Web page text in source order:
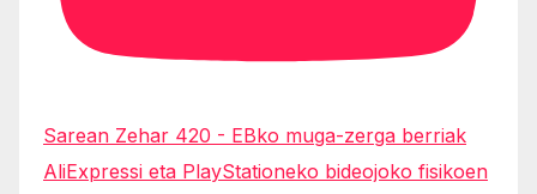
Sarean Zehar 420 - EBko muga-zerga berriak
AliExpressi eta PlayStationeko bideojoko fisikoen